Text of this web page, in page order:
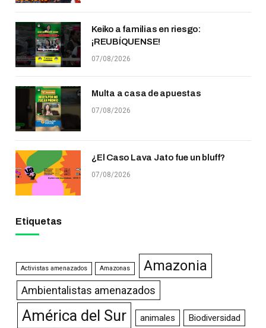
Keiko a familias en riesgo:
¡REUBÍQUENSE!
07/08/2026
Multa a casa de apuestas
07/08/2026
¿El Caso Lava Jato fue un bluff?
07/08/2026
Etiquetas
Activistas amenazados Amazonas Amazonia
Ambientalistas amenazados
América del Sur animales Biodiversidad